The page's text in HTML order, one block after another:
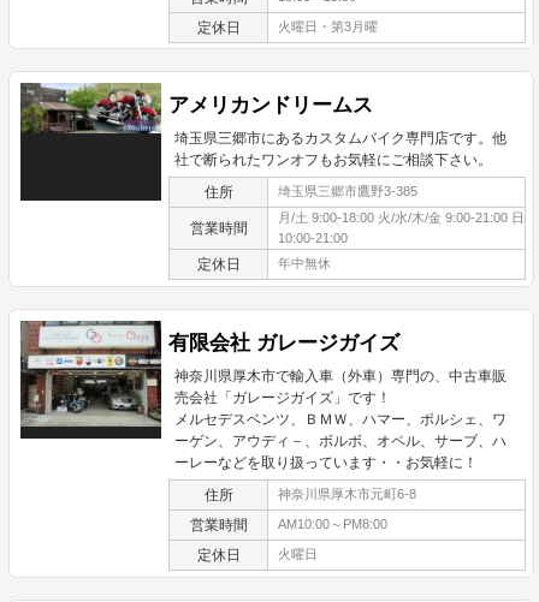
定休日 火曜日・第3月曜
アメリカンドリームス
埼玉県三郷市にあるカスタムバイク専門店です。他
社で断られたワンオフもお気軽にご相談下さい。
住所 埼玉県三郷市鷹野3-385
営業時間
月/土 9:00-18:00 火/水/木/金 9:00-21:00 日
10:00-21:00
定休日 年中無休
有限会社 ガレージガイズ
神奈川県厚木市で輸入車（外車）専門の、中古車販
売会社「ガレージガイズ」です！
メルセデスベンツ、ＢＭＷ、ハマー、ポルシェ、ワ
ーゲン、アウディ－、ボルボ、オペル、サーブ、ハ
ーレーなどを取り扱っています・・お気軽に！
住所 神奈川県厚木市元町6-8
営業時間 AM10:00～PM8:00
定休日 火曜日